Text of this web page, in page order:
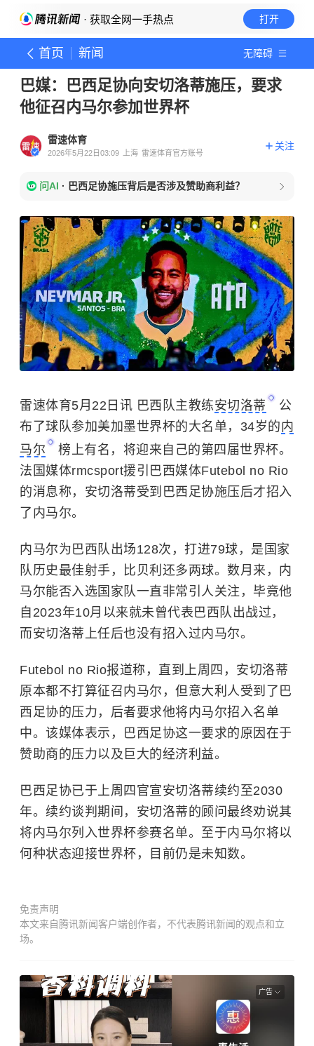
· 获取全网一手热点 打开
首页 新闻 无障碍
巴媒：巴西足协向安切洛蒂施压，要求
他征召内马尔参加世界杯
雷速体育
2026年5月22日03:09 上海 雷速体育官方账号
关注
问AI · 巴西足协施压背后是否涉及赞助商利益？
雷速体育5月22日讯 巴西队主教练安切洛蒂
公
布了球队参加美加墨世界杯的大名单，34岁的内
马尔
榜上有名，将迎来自己的第四届世界杯。
法国媒体rmcsport援引巴西媒体Futebol no Rio
的消息称，安切洛蒂受到巴西足协施压后才招入
了内马尔。
内马尔为巴西队出场128次，打进79球，是国家
队历史最佳射手，比贝利还多两球。数月来，内
马尔能否入选国家队一直非常引人关注，毕竟他
自2023年10月以来就未曾代表巴西队出战过，
而安切洛蒂上任后也没有招入过内马尔。
Futebol no Rio报道称，直到上周四，安切洛蒂
原本都不打算征召内马尔，但意大利人受到了巴
西足协的压力，后者要求他将内马尔招入名单
中。该媒体表示，巴西足协这一要求的原因在于
赞助商的压力以及巨大的经济利益。
巴西足协已于上周四官宣安切洛蒂续约至2030
年。续约谈判期间，安切洛蒂的顾问最终劝说其
将内马尔列入世界杯参赛名单。至于内马尔将以
何种状态迎接世界杯，目前仍是未知数。
免责声明
本文来自腾讯新闻客户端创作者，不代表腾讯新闻的观点和立
场。
广告